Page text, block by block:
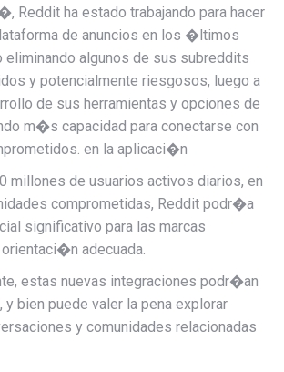
Reddit ha estado trabajando para hacer
de anuncios en los �ltimos
eliminando algunos de sus subreddits
y potencialmente riesgosos, luego a
de sus herramientas y opciones de
m�s capacidad para conectarse con
en la aplicaci�n
millones de usuarios activos diarios, en
comprometidas, Reddit podr�a
significativo para las marcas
adecuada.
estas nuevas integraciones podr�an
y bien puede valer la pena explorar
y comunidades relacionadas